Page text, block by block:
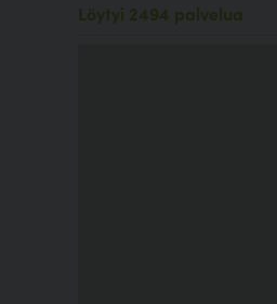
Löytyi 2494 palvelua